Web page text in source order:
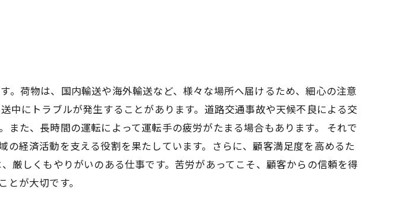
荷物は、国内輸送や海外輸送など、様々な場所へ届けるため、細心の注意
中にトラブルが発生することがあります。道路交通事故や天候不良による交
た、長時間の運転によって運転手の疲労がたまる場合もあります。 それで
経済活動を支える役割を果たしています。さらに、顧客満足度を高めるた
厳しくもやりがいのある仕事です。苦労があってこそ、顧客からの信頼を得
が大切です。